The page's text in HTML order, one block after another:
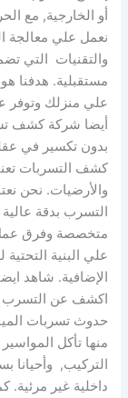
أو الخارجية, مع
نعمل علي معالجة
والتقنيات التي
مستقبلية. هدفنا
علي منزلك وتوفر
أيضا شركة كشف
بدون تكسير في
كشف التسربات
والأرضيات. نحن
التسرب بدقة
متخصصة وفرق عمل
علي البنية
الإضافية. شاهد
اكشف عن التسرب
حدوث تسربات
منها تأكل
التركيب, وأحيانا
داخلية غير مرئية.